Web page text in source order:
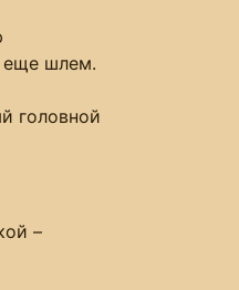
еще шлем.
головной
–